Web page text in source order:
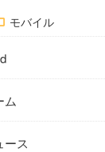
モバイル
ム
ース